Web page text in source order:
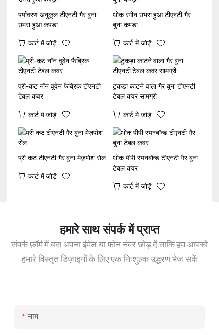
पर्यावरण अनुकूल टीएनटी गैर बुना
उभरा हुआ कपड़ा
कार्ट में जोड़ें
थोक रंगीन उभरा हुआ टीएनटी गैर
बुना कपड़ा
कार्ट में जोड़ें
प्री-कट नॉन वुवेन फैब्रिक टीएनटी
टेबल कवर
कार्ट में जोड़ें
टुकड़ा काटने वाला गैर बुना टीएनटी
टेबल कवर सामग्री
कार्ट में जोड़ें
प्री कट टीएनटी गैर बुना मेज़पोश रोल
कार्ट में जोड़ें
थोक पीपी स्पनबॉन्ड टीएनटी गैर बुना
टेबल कवर
कार्ट में जोड़ें
हमारे साथ संपर्क में प्राप्त
संपर्क फ़ॉर्म में बस अपना ईमेल या फ़ोन नंबर छोड़ दें ताकि हम आपको
हमारे विस्तृत डिज़ाइनों के लिए एक निःशुल्क उद्धरण भेज सकें
नाम